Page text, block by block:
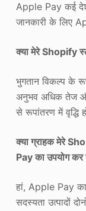
Apple Pay कई
जानकारी के लिए
क्या मेरे Shopify
भुगतान विकल्प के
अनुभव अधिक तेज
से रूपांतरण में वृद्धि
क्या ग्राहक मेरे
Pay का उपयोग
हां, Apple Pay
सदस्यता उत्पादों